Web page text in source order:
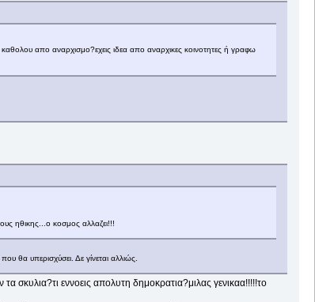
απο αναρχισμο?εχεις ιδεα απο αναρχικες κοινοτητες ή γραφω
ηθικης...ο κοσμος αλλαζει!!!
θα υπερισχύσει. Δε γίνεται αλλιώς.
σκυλια?τι εννοεις απολυτη δημοκρατια?μιλας γενικαα!!!!!το